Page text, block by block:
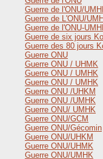
Guerre de l'ONU/
Guerre de L'ONU/
Guerre de l'ONU-
Guerre de six jours
Guerre des 80 jours
Guerre ONU
Guerre ONU / UHMK
Guerre ONU / UMHK
Guerre ONU / UMHK
Guerre ONU /UHKM
Guerre ONU /UMHK
Guerre ONU/ UMHK
Guerre ONU/GCM
Guerre ONU/Gécomin
Guerre ONU/UHKM
Guerre ONU/UHMK
Guerre ONU/UMHK